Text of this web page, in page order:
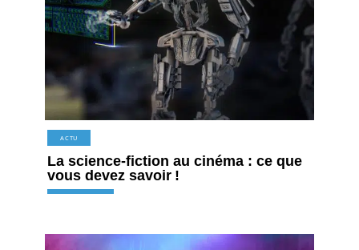
ACTU
La science-fiction au cinéma : ce que
vous devez savoir !